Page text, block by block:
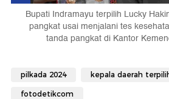
Bupati Indramayu terpilih Lucky
pangkat usai menjalani tes
tanda pangkat di Kantor
pilkada 2024 kepala daerah
fotodetikcom